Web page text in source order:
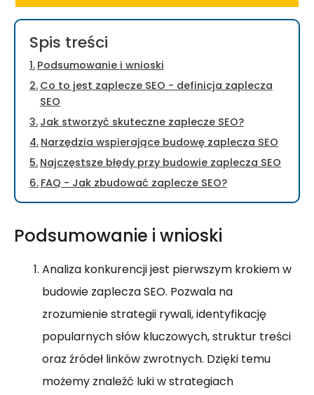
Spis treści
Podsumowanie i wnioski
Co to jest zaplecze SEO - definicja zaplecza
SEO
Jak stworzyć skuteczne zaplecze SEO?
Narzędzia wspierające budowę zaplecza SEO
Najczęstsze błędy przy budowie zaplecza SEO
FAQ - Jak zbudować zaplecze SEO?
Podsumowanie i wnioski
Analiza konkurencji jest pierwszym krokiem w
budowie zaplecza SEO. Pozwala na
zrozumienie strategii rywali, identyfikację
popularnych słów kluczowych, struktur treści
oraz źródeł linków zwrotnych. Dzięki temu
możemy znaleźć luki w strategiach